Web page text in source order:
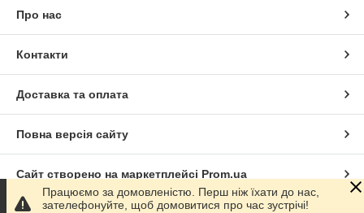
Про нас
Контакти
Доставка та оплата
Повна версія сайту
Сайт створено на маркетплейсі Prom.ua
Працюємо за домовленістю. Перш ніж їхати до нас,
зателефонуйте, щоб домовитися про час зустрічі!